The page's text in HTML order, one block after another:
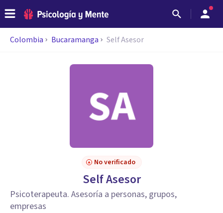
Colombia Bucaramanga Self Asesor
No verificado
Self Asesor
Psicoterapeuta. Asesoría a personas, grupos,
empresas